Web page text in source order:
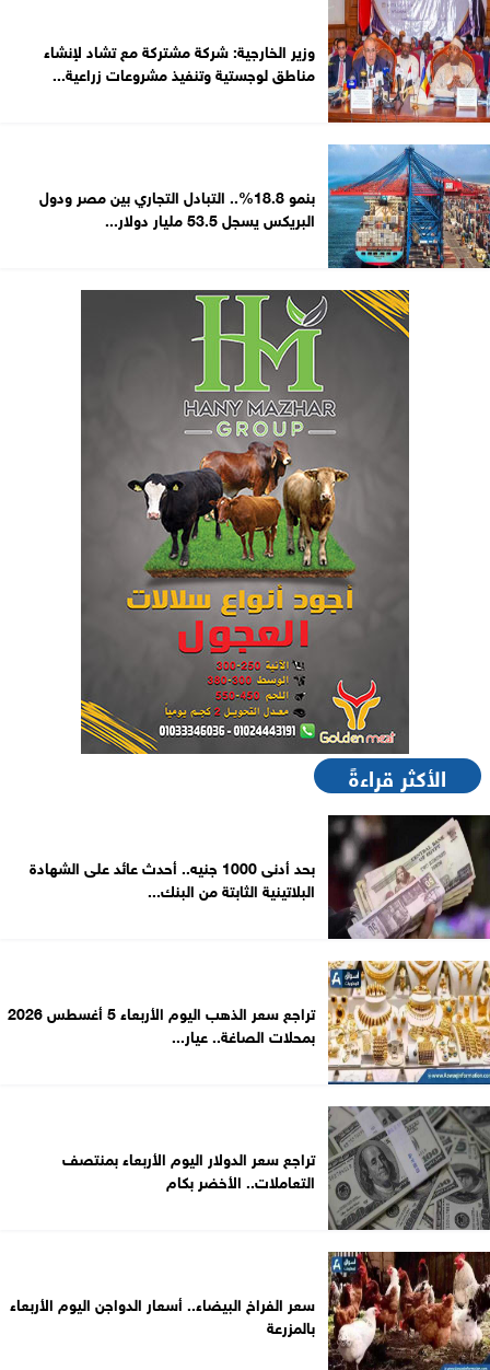
وزير الخارجية: شركة مشتركة مع تشاد لإنشاء
مناطق لوجستية وتنفيذ مشروعات زراعية...
بنمو 18.8%.. التبادل التجاري بين مصر ودول
البريكس يسجل 53.5 مليار دولار...
الأكثر قراءةً
بحد أدنى 1000 جنيه.. أحدث عائد على الشهادة
البلاتينية الثابتة من البنك...
تراجع سعر الذهب اليوم الأربعاء 5 أغسطس 2026
بمحلات الصاغة.. عيار...
تراجع سعر الدولار اليوم الأربعاء بمنتصف
التعاملات.. الأخضر بكام
سعر الفراخ البيضاء.. أسعار الدواجن اليوم الأربعاء
بالمزرعة